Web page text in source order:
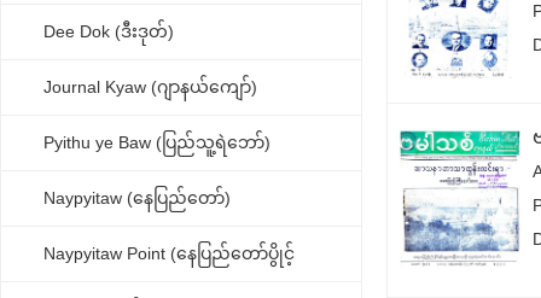
Dee Dok (ဒီးဒုတ်)
Journal Kyaw (ဂျာနယ်ကျော်)
Pyithu ye Baw (ပြည်သူ့ရဲဘော်)
Naypyitaw (နေပြည်တော်)
Naypyitaw Point (နေပြည်တော်ပွိုင့်